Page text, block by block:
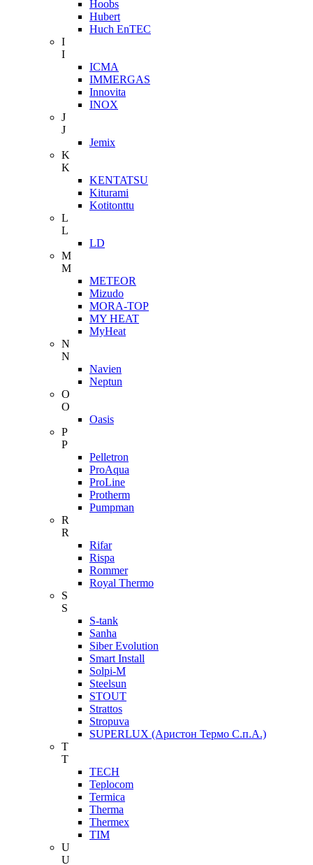
Hoobs
Hubert
Huch EnTEC
I
I
ICMA
IMMERGAS
Innovita
INOX
J
J
Jemix
K
K
KENTATSU
Kiturami
Kotitonttu
L
L
LD
M
M
METEOR
Mizudo
MORA-TOP
MY HEAT
MyHeat
N
N
Navien
Neptun
O
O
Oasis
P
P
Pelletron
ProAqua
ProLine
Protherm
Pumpman
R
R
Rifar
Rispa
Rommer
Royal Thermo
S
S
S-tank
Sanha
Siber Evolution
Smart Install
Solpi-M
Steelsun
STOUT
Strattos
Stropuva
SUPERLUX (Аристон Термо С.п.А.)
T
T
TECH
Teplocom
Termica
Therma
Thermex
TIM
U
U